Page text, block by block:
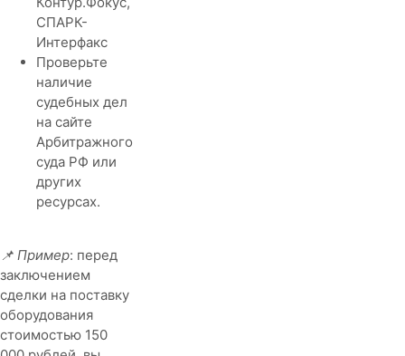
СПАРК-
Интерфакс
Проверьте
наличие
судебных дел
на сайте
Арбитражного
суда РФ или
других
ресурсах.
📌 Пример: перед
заключением
сделки на поставку
оборудования
стоимостью 150